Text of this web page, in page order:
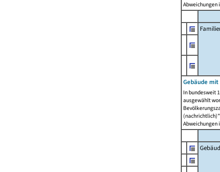
Abweichungen
Gebäude
In bundesweit
ausgewählt
Abweichungen